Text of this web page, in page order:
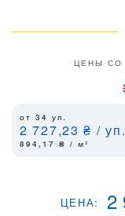
ЦЕНЫ СО
от 34 уп.
2 727,23₴ / уп.
894,17 ₴ / м²
ЦЕНА: 2